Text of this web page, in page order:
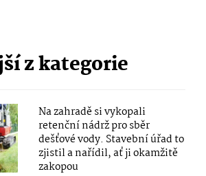
z kategorie
Na zahradě si vykopali
retenční nádrž pro sběr
dešťové vody. Stavební úřad to
zjistil a nařídil, ať ji okamžitě
zakopou